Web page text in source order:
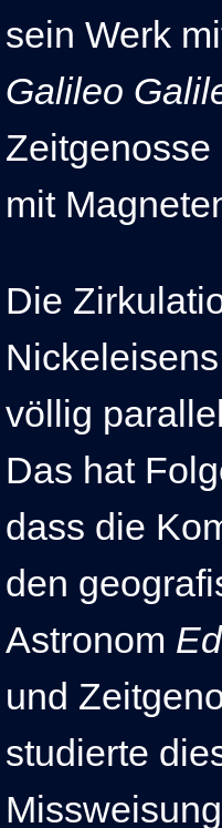
sein Werk
Galileo
mit
Die
völlig
Das hat
dass die
den
Astronom
und
studierte